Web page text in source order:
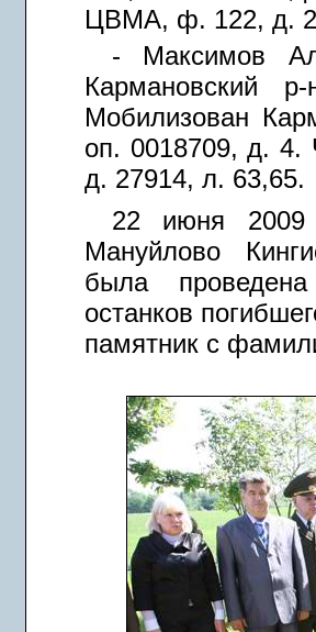
ЦВМА, ф. 122, д.
- Максимов
Кармановский
Мобилизован
оп. 0018709, д.
д. 27914, л. 63,65.
22 июня 2009
Мануйлово
была
останков
памятник с